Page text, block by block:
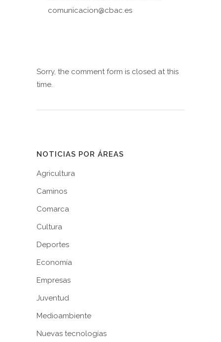
comunicacion@cbac.es
Sorry, the comment form is closed at this
time.
NOTICIAS POR ÁREAS
Agricultura
Caminos
Comarca
Cultura
Deportes
Economía
Empresas
Juventud
Medioambiente
Nuevas tecnologías